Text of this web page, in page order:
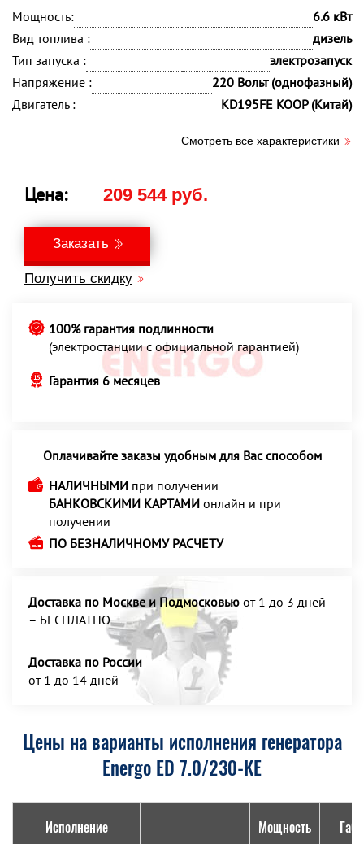
Мощность:
6.6 кВт
Вид топлива :
дизель
Тип запуска :
электрозапуск
Напряжение :
220 Вольт (однофазный)
Двигатель :
KD195FE KOOP (Китай)
Смотреть все характеристики
Цена: 209 544 руб.
Заказать
Получить скидку
100% гарантия подлинности
(электростанции с официальной гарантией)
Гарантия 6 месяцев
Оплачивайте заказы удобным для Вас способом
НАЛИЧНЫМИ при получении
БАНКОВСКИМИ КАРТАМИ онлайн и при
получении
ПО БЕЗНАЛИЧНОМУ РАСЧЕТУ
Доставка по Москве и Подмосковью от 1 до 3 дней
– БЕСПЛАТНО
Доставка по России
от 1 до 14 дней
Цены на варианты исполнения генератора
Energo ED 7.0/230-KE
Исполнение Мощность